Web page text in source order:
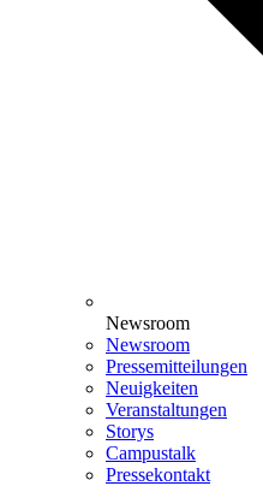
Newsroom
Newsroom
Pressemitteilungen
Neuigkeiten
Veranstaltungen
Storys
Campustalk
Pressekontakt